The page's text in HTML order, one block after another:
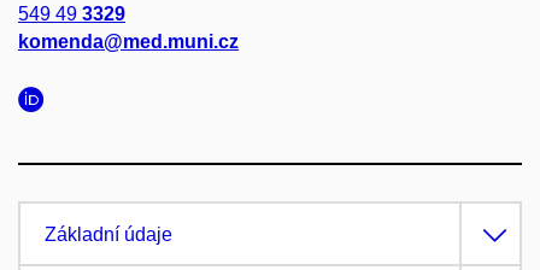
549 49 3329
komenda@med.muni.cz
Základní údaje